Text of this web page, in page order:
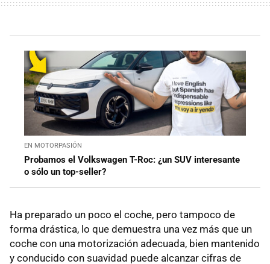
EN MOTORPASIÓN
Probamos el Volkswagen T-Roc: ¿un SUV interesante
o sólo un top-seller?
Ha preparado un poco el coche, pero tampoco de
forma drástica, lo que demuestra una vez más que un
coche con una motorización adecuada, bien mantenido
y conducido con suavidad puede alcanzar cifras de